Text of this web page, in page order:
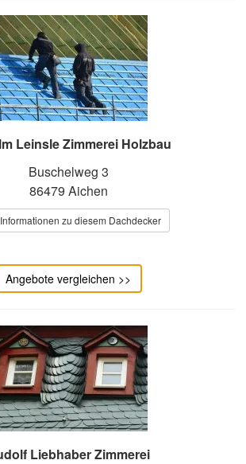
Leinsle Zimmerei Holzbau
Buschelweg 3
86479 Aichen
zu diesem Dachdecker
Angebote vergleichen >>
Liebhaber Zimmerei